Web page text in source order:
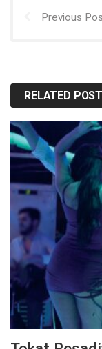
Previous
RELATED POST